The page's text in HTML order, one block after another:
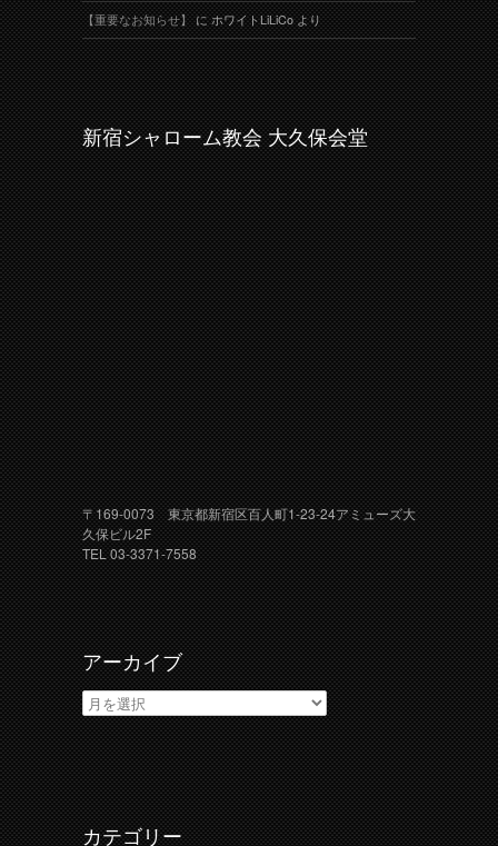
【重要なお知らせ】にホワイトLiLiCoより
新宿シャローム教会 大久保会堂
〒169-0073 東京都新宿区百人町1-23-24アミューズ大
久保ビル2F
TEL 03-3371-7558
アーカイブ
ア
ー
カ
イ
ブ
カテゴリー